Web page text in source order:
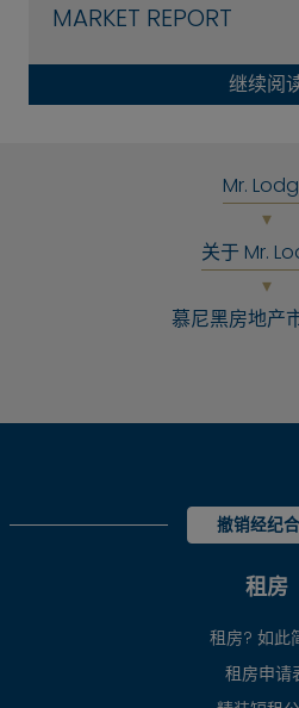
MARKET REPORT
继续阅
Mr.
关于 Mr.
慕尼黑房地产
撤销经纪
租房
租房? 如此
租房申请